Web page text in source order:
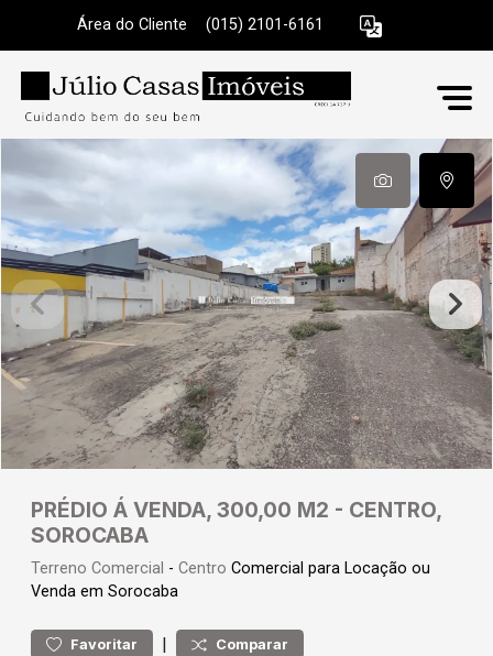
Área do Cliente (015) 2101-6161
PRÉDIO Á VENDA, 300,00 M2 - CENTRO,
SOROCABA
Terreno Comercial - Centro Comercial para Locação ou
Venda em Sorocaba
Favoritar | Comparar